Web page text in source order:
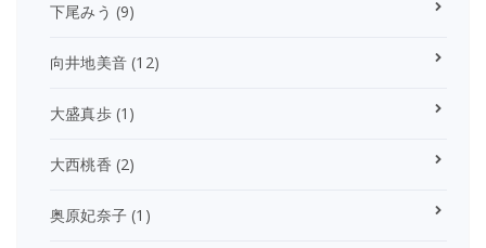
下尾みう (9)
向井地美音 (12)
大盛真歩(1)
大西桃香 (2)
奥原妃奈子 (1)